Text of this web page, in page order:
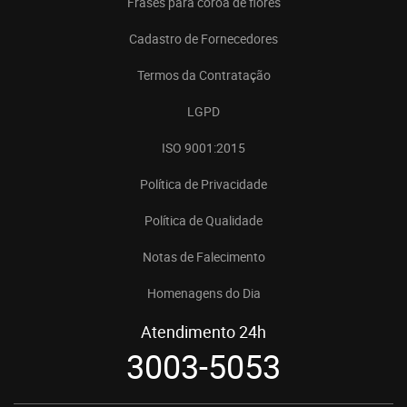
Cadastro de Fornecedores
Termos da Contratação
LGPD
ISO 9001:2015
Política de Privacidade
Política de Qualidade
Notas de Falecimento
Homenagens do Dia
Atendimento 24h
3003-5053